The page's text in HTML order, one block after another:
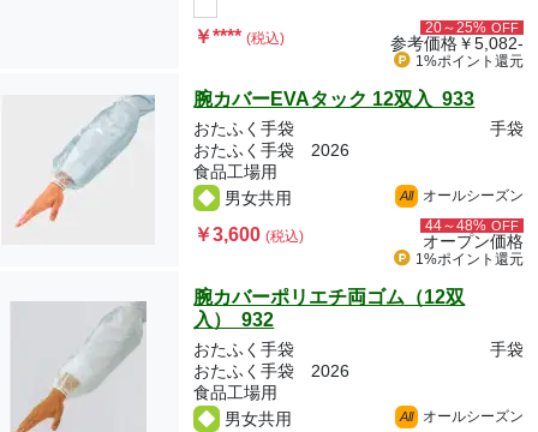
￥**** (税込)
20～25% OFF
参考価格￥5,082-
1%ポイント 還元
腕カバーEVAタック 12双入 933
おたふく手袋
手袋
おたふく手袋 2026
食品工場用
男女共用
All オールシーズン
￥3,600(税込)
44～48% OFF
オープン価格
1%ポイント 還元
腕カバーポリエチ両ゴム（12双
入） 932
おたふく手袋
手袋
おたふく手袋 2026
食品工場用
男女共用
All オールシーズン